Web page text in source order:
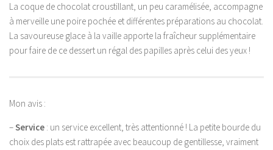
La coque de chocolat croustillant, un peu caramélisée, accompagne
à merveille une poire pochée et différentes préparations au chocolat.
La savoureuse glace à la vaille apporte la fraîcheur supplémentaire
pour faire de ce dessert un régal des papilles après celui des yeux !
Mon avis :
–Service : un service excellent, très attentionné ! La petite bourde du
choix des plats est rattrapée avec beaucoup de gentillesse, vraiment